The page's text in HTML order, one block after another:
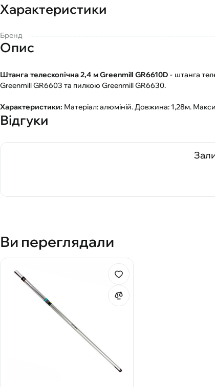
Характеристики
Бренд
Опис
Штанга телескопічна 2,4 м Greenmill GR6610D - штанга
Greenmill GR6603 та пилкою Greenmill GR6630.
Характеристики: Матеріал: алюміній. Довжина: 1,28м.
Відгуки
Ви переглядали